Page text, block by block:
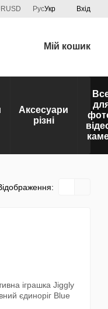
USD РусУкр Вхід
Мій кошик
Аксесуари
різні